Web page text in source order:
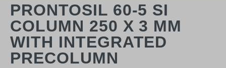
PRONTOSIL 60-5 SI
COLUMN 250 X 3 MM
WITH INTEGRATED
PRECOLUMN